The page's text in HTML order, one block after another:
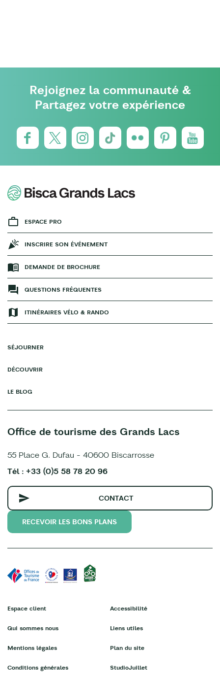
Rejoignez la communauté &
Partagez votre expérience
ESPACE PRO
INSCRIRE SON ÉVÉNEMENT
DEMANDE DE BROCHURE
QUESTIONS FRÉQUENTES
ITINÉRAIRES VÉLO & RANDO
SÉJOURNER
DÉCOUVRIR
LE BLOG
Office de tourisme des Grands Lacs
55 Place G. Dufau - 40600 Biscarrosse
Tél : +33 (0)5 58 78 20 96
CONTACT
RECEVOIR LES BONS PLANS
Espace client
Qui sommes nous
Mentions légales
Conditions générales
Accessibilité
Liens utiles
Plan du site
StudioJuillet